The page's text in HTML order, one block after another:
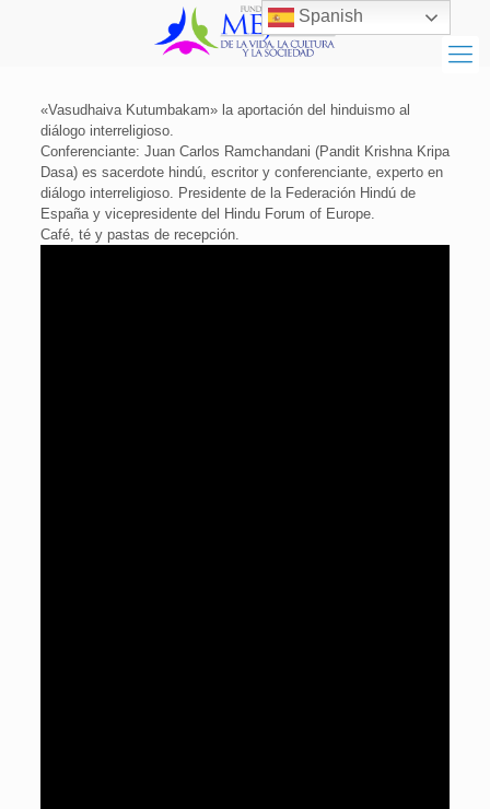
«Vasudhaiva Kutumbakam» la aportación del hinduismo al
diálogo interreligioso.
Conferenciante: Juan Carlos Ramchandani (Pandit Krishna Kripa
Dasa) es sacerdote hindú, escritor y conferenciante, experto en
diálogo interreligioso. Presidente de la Federación Hindú de
España y vicepresidente del Hindu Forum of Europe.
Café, té y pastas de recepción.
Spanish